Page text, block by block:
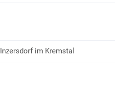
Inzersdorf im Kremstal